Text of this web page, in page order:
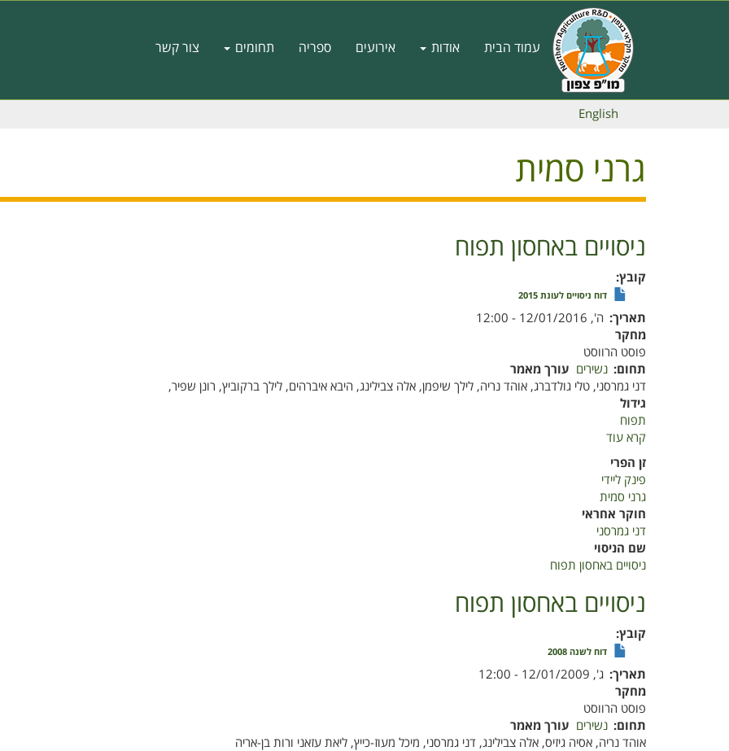
Main
navigation
עמוד הבית אודות אירועים ספריה תחומים צור קשר
English
גרני סמית
ניסויים באחסון תפוח
קובץ
דוח ניסויים לעונת 2015
תאריך ה', 12/01/2016 - 12:00
מחקר
פוסט הרווסט
תחום נשירים עורך מאמר
דני גמרסני, טלי גולדברג, אוהד נריה, לילך שיפמן, אלה צבילינג, היבא איברהים, לילך ברקוביץ, רונן שפיר,
גידול
תפוח
קרא עוד
זן הפרי
פינק ליידי
גרני סמית
חוקר אחראי
דני גמרסני
שם הניסוי
ניסויים באחסון תפוח
ניסויים באחסון תפוח
קובץ
דוח לשנה 2008
תאריך ג', 12/01/2009 - 12:00
מחקר
פוסט הרווסט
תחום נשירים עורך מאמר
אוהד נריה, אסיה גיזיס, אלה צבילינג, דני גמרסני, מיכל מעוז-כייץ, ליאת עזאני ורות בן-אריה